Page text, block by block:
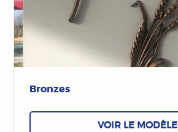
Bronzes
VOIR LE MODÈLE